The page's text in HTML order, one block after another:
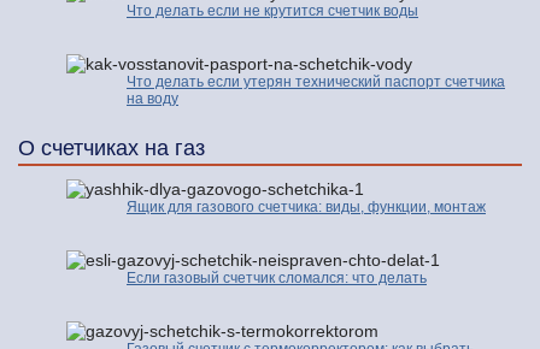
Что делать если не крутится счетчик воды
Что делать если утерян технический паспорт счетчика
на воду
О счетчиках на газ
Ящик для газового счетчика: виды, функции, монтаж
Если газовый счетчик сломался: что делать